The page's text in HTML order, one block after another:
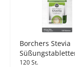
Borchers Stevia
120 St.